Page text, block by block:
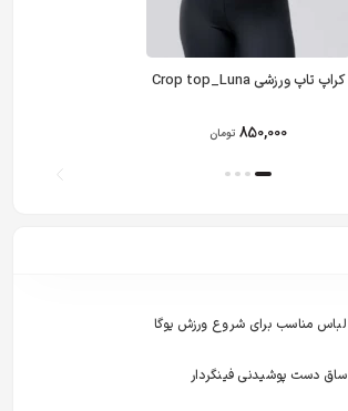
کراپ تاپ ورزشی Crop top_Luna
850,000 تومان
لباس مناسب برای شروع ورزش یوگا
ساق دست پوشیدنی فینگردار